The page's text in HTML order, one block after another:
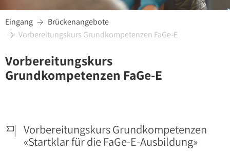
Eingang  Brückenangebote
 Vorbereitungskurs Grundkompetenzen FaGe-E
Vorbereitungskurs
Grundkompetenzen FaGe-E

Vorbereitungskurs Grundkompetenzen
«Startklar für die FaGe-E-Ausbildung»